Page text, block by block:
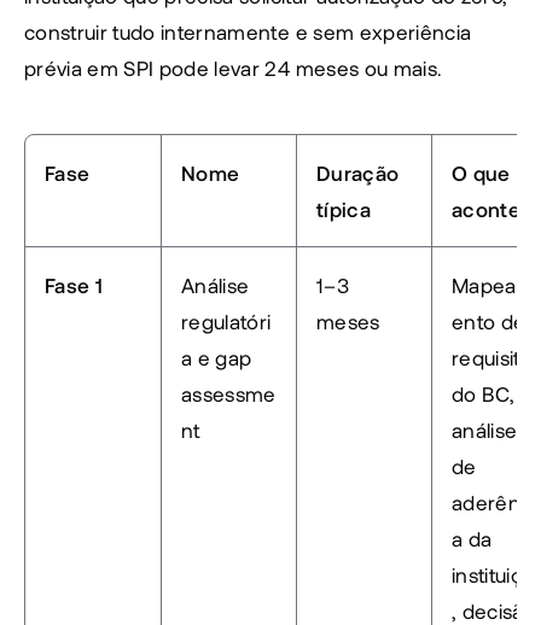
construir tudo internamente e sem experiência
prévia em SPI pode levar 24 meses ou mais.
Fase Nome
Duração
típica
O que
Fase 1
Análise
regulatóri
a e gap
assessme
nt
1–3
meses
Mapeam
ento de
do BC,
análise
de
aderênci
a da
, decisão